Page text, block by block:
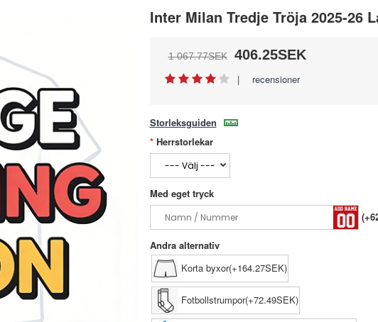
Inter Milan Tredje Tröja 2025-26
1 067.77SEK 406.25SEK
| recensioner
Storleksguiden
Herrstorlekar
Med eget tryck
Andra alternativ
Korta byxor(+164.27SEK)
Fotbollstrumpor(+72.49SEK)